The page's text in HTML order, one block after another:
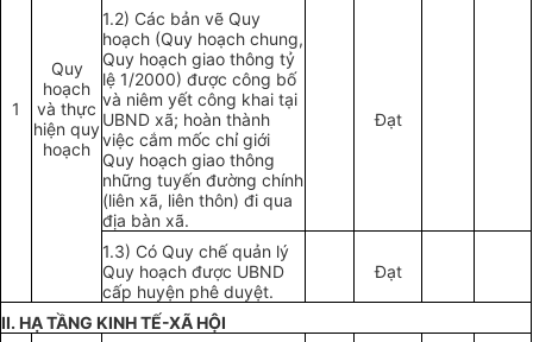
1
Quy
hoạch
và thực
hiện quy
hoạch
1.2) Các bản vẽ Quy
hoạch (Quy hoạch chung,
Quy hoạch giao thông tỷ
lệ 1/2000) được công bố
và niêm yết công khai tại
UBND xã; hoàn thành
việc cắm mốc chỉ giới
Quy hoạch giao thông
những tuyến đường chính
(liên xã, liên thôn) đi qua
địa bàn xã.
Đạt
1.3) Có Quy chế quản lý
Quy hoạch được UBND
cấp huyện phê duyệt.
Đạt
II. HẠ TẦNG KINH TẾ-XÃ HỘI